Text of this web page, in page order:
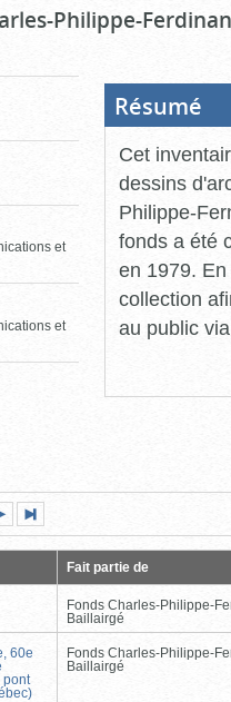
Philippe-
et
et
Résumé
Cet
dessins
Philippe-
fonds a été
en 1979.
collection
au public
page
Fait partie de
Fonds Charles-Philippe-
Baillairgé
60e
pont
Fonds Charles-Philippe-
Baillairgé